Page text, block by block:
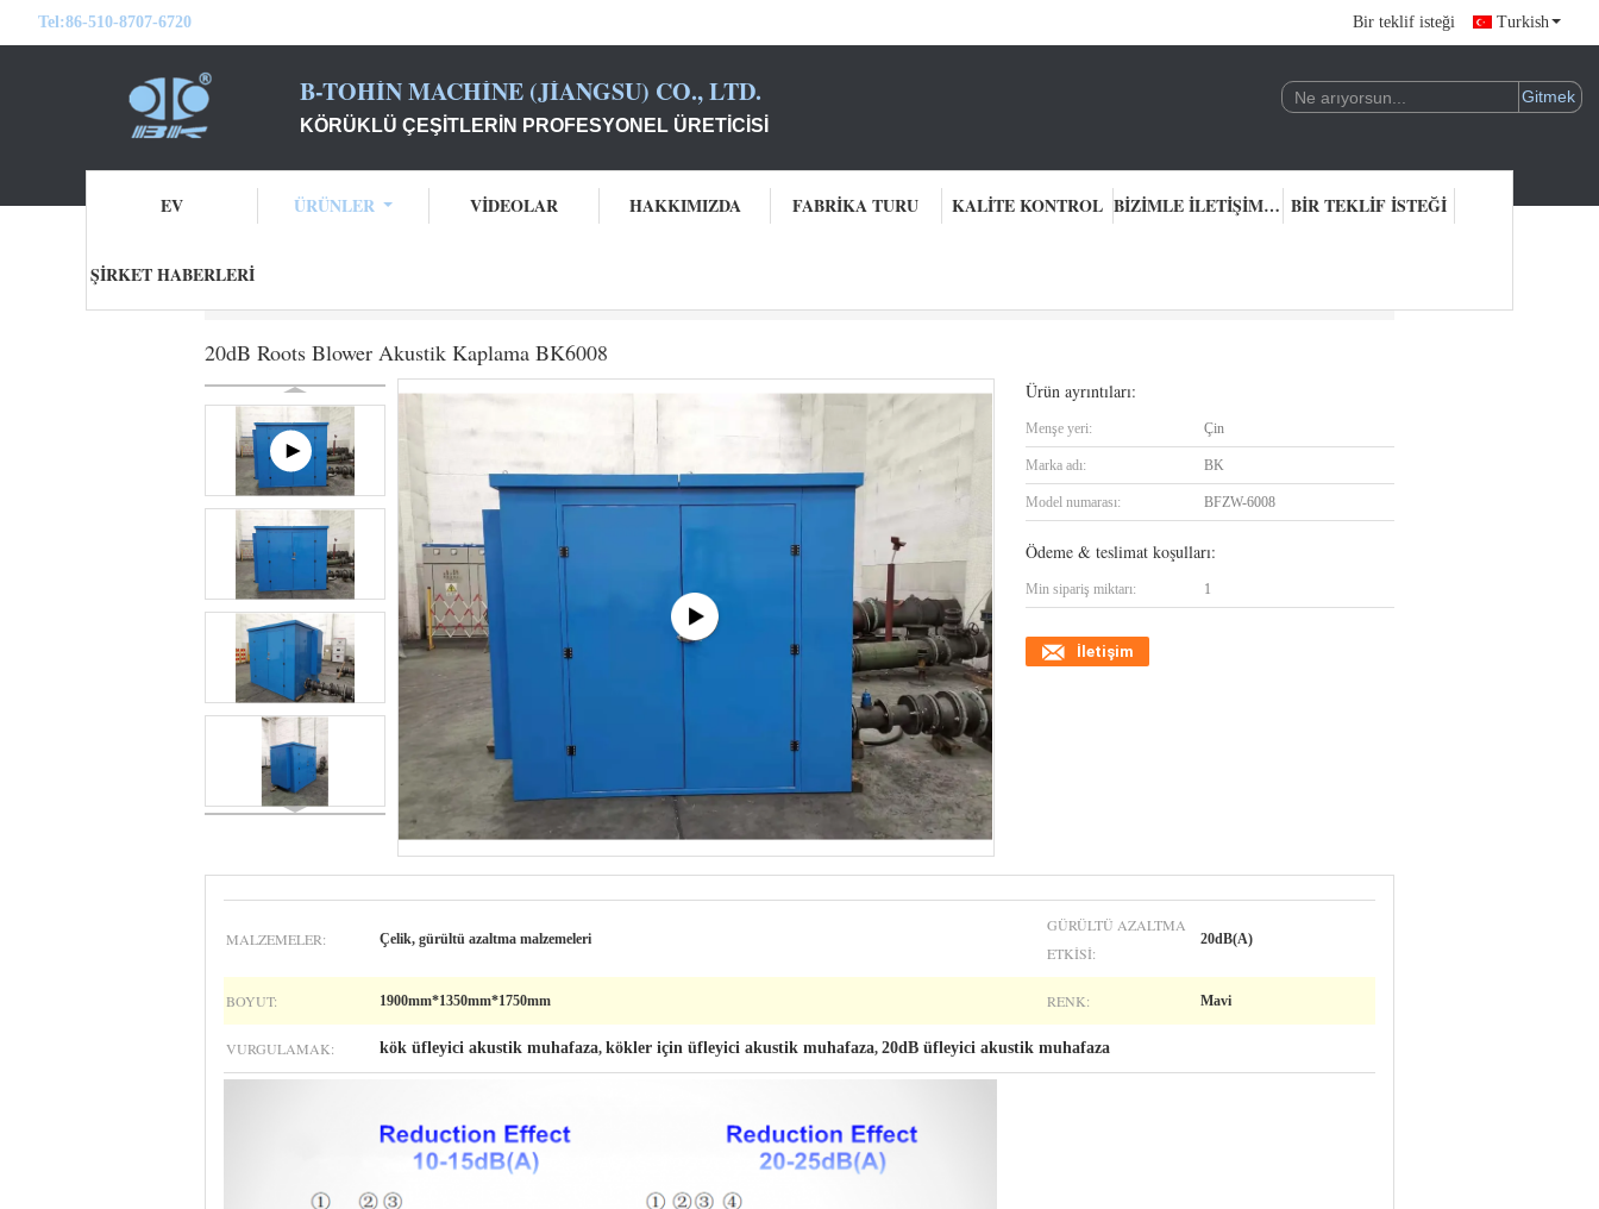
Tel:86-510-8707-6720 Bir teklif isteği Turkish
B-TOHIN MACHINE (JIANGSU) CO., LTD.
KÖRÜKLÜ ÇEŞITLERIN PROFESYONEL ÜRETICISI
EV ÜRÜNLER VİDEOLAR HAKKIMIZDA FABRIKA TURU KALITE KONTROL BIZIMLE ILETIŞIME GEÇIN BIR TEKLIF ISTEĞI
ŞIRKET HABERLERI
20dB Roots Blower Akustik Kaplama BK6008
Ürün ayrıntıları:
Menşe yeri: Çin
Marka adı: BK
Model numarası: BFZW-6008
Ödeme & teslimat koşulları:
Min sipariş miktarı: 1
İletişim
MALZEMELER: Çelik, gürültü azaltma malzemeleri
GÜRÜLTÜ AZALTMA
ETKISI:
20dB(A)
BOYUT: 1900mm*1350mm*1750mm RENK: Mavi
VURGULAMAK: kök üfleyici akustik muhafaza, kökler için üfleyici akustik muhafaza, 20dB üfleyici akustik muhafaza